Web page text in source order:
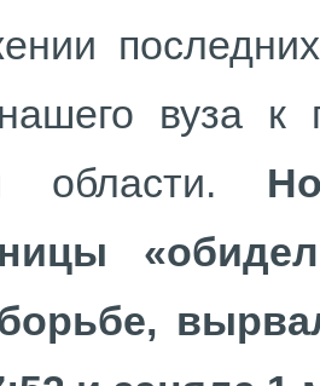
вуза к
области. Но